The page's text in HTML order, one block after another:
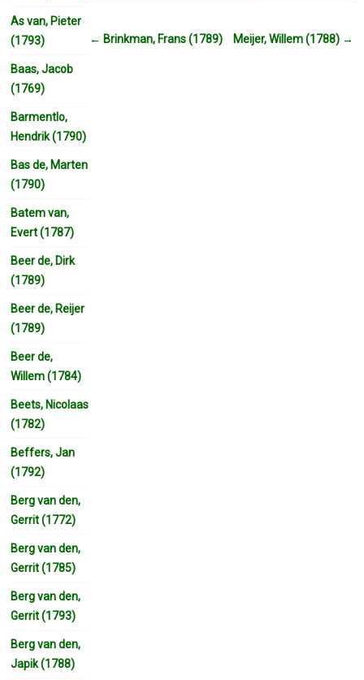
← Brinkman, Frans (1789) Meijer, Willem (1788) →
As van, Pieter
(1793)
Baas, Jacob
(1769)
Barmentlo,
Hendrik (1790)
Bas de, Marten
(1790)
Batem van,
Evert (1787)
Beer de, Dirk
(1789)
Beer de, Reijer
(1789)
Beer de,
Willem (1784)
Beets, Nicolaas
(1782)
Beffers, Jan
(1792)
Berg van den,
Gerrit (1772)
Berg van den,
Gerrit (1785)
Berg van den,
Gerrit (1793)
Berg van den,
Japik (1788)